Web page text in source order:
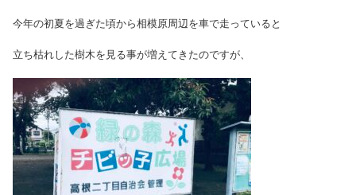
今年の初夏を過ぎた頃から相模原周辺を車で走っていると
立ち枯れした樹木を見る事が増えてきたのですが、